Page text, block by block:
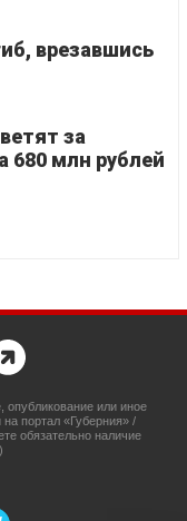
врезавшись
за
680 млн рублей
опубликование или иное
портал «Губерния» /
обязательно наличие